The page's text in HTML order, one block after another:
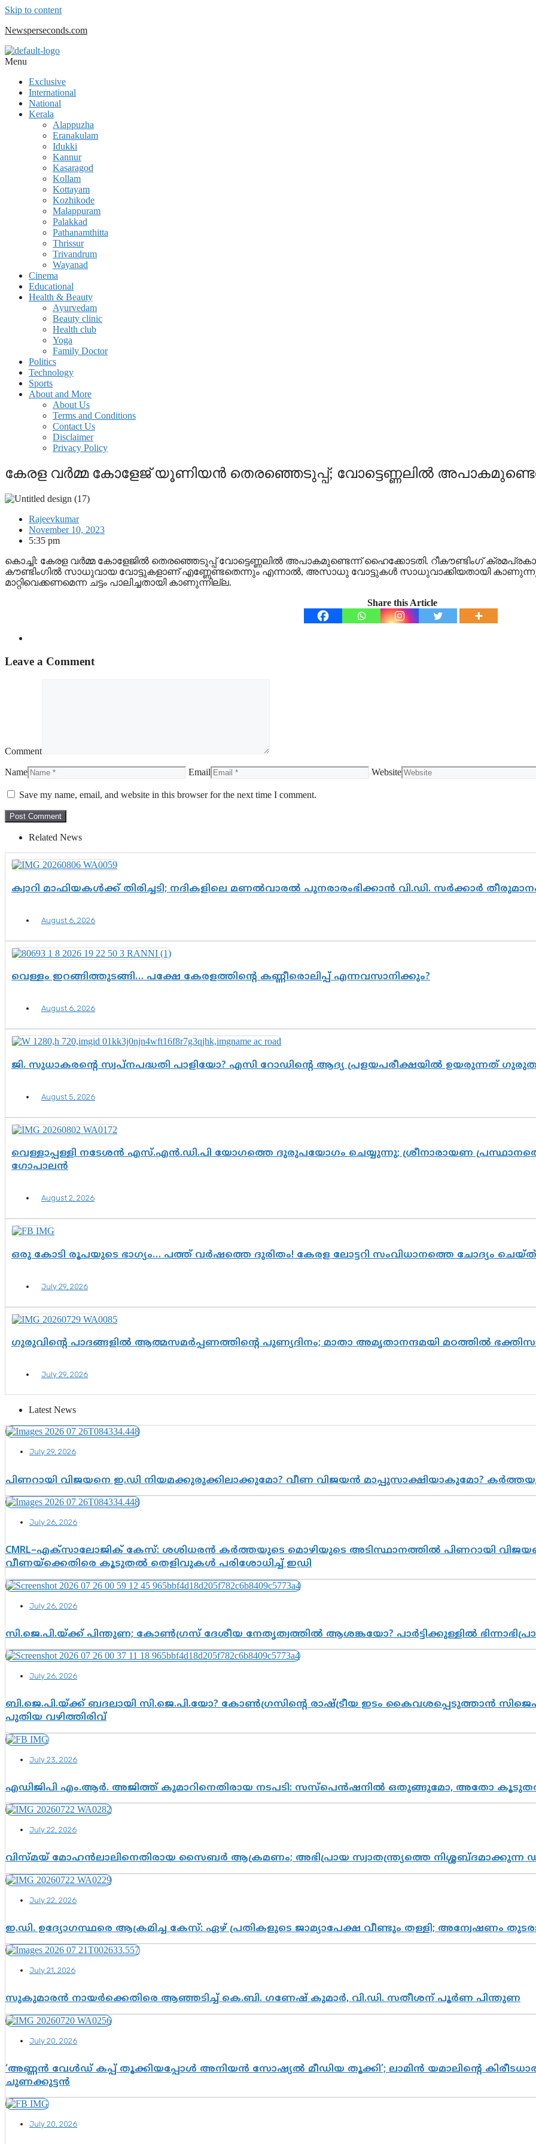
Skip to content
Newsperseconds.com
Menu
Exclusive
International
National
Kerala
Alappuzha
Eranakulam
Idukki
Kannur
Kasaragod
Kollam
Kottayam
Kozhikode
Malappuram
Palakkad
Pathanamthitta
Thrissur
Trivandrum
Wayanad
Cinema
Educational
Health & Beauty
Ayurvedam
Beauty clinic
Health club
Yoga
Family Doctor
Politics
Technology
Sports
About and More
About Us
Terms and Conditions
Contact Us
Disclaimer
Privacy Policy
കേരള വര്‍മ്മ കോളേജ് യൂണിയന്‍ തെരഞ്ഞെടുപ്പ്; വോട്ടെണ്ണലില്‍
Rajeevkumar
November 10, 2023
5:35 pm
കൊച്ചി: കേരള വര്‍മ്മ കോളേജില്‍ തെരഞ്ഞെടുപ്പ് വോട്ടെണ്ണലില്‍ അപാകമുണ്ടെന്ന് ഹൈക്കോടതി. റീകൗണ്ടിംഗ്
കൗണ്ടിംഗില്‍ സാധുവായ വോട്ടുകളാണ് എണ്ണേണ്ടതെന്നും എന്നാല്‍, അസാധു വോട്ടുകള്‍ സാധുവാക്കിയതായി
മാറ്റിവെക്കണമെന്ന ചട്ടം പാലിച്ചതായി കാണുന്നില്ല.
Share this Article
Leave a Comment
Comment
Name Email Website
Save my name, email, and website in this browser for the next time I comment.
Related News
ക്വാറി മാഫിയകൾക്ക് തിരിച്ചടി; നദികളിലെ മണൽവാരൽ പുനരാരംഭിക്കാൻ വി.ഡി. സർക്കാർ
August 6, 2026
വെള്ളം ഇറങ്ങിത്തുടങ്ങി… പക്ഷേ കേരളത്തിന്റെ കണ്ണീരൊലിപ്പ് എന്നവസാനിക്കും?
August 6, 2026
ജി. സുധാകരന്റെ സ്വപ്നപദ്ധതി പാളിയോ? എസി റോഡിന്റെ ആദ്യ പ്രളയപരീക്ഷയിൽ ഉയരുന്നത്
August 5, 2026
വെള്ളാപ്പള്ളി നടേശൻ എസ്.എൻ.ഡി.പി യോഗത്തെ ദുരുപയോഗം ചെയ്യുന്നു; ശ്രീനാരായണ
ഗോപാലൻ
August 2, 2026
ഒരു കോടി രൂപയുടെ ഭാഗ്യം… പത്ത് വർഷത്തെ ദുരിതം! കേരള ലോട്ടറി സംവിധാനത്തെ ചോദ്യം
July 29, 2026
ഗുരുവിന്റെ പാദങ്ങളിൽ ആത്മസമർപ്പണത്തിന്റെ പുണ്യദിനം; മാതാ അമൃതാനന്ദമയി മഠത്തിൽ
July 29, 2026
Latest News
July 29, 2026
പിണറായി വിജയനെ ഇ.ഡി നിയമക്കുരുക്കിലാക്കുമോ? വീണ വിജയൻ മാപ്പുസാക്ഷിയാകുമോ?
July 26, 2026
CMRL–എക്‌സാലോജിക് കേസ്: ശശിധരൻ കർത്തയുടെ മൊഴിയുടെ അടിസ്ഥാനത്തിൽ പിണറായി
വീണയ്‌ക്കെതിരെ കൂടുതൽ തെളിവുകൾ പരിശോധിച്ച് ഇഡി
July 26, 2026
സി.ജെ.പി.യ്ക്ക് പിന്തുണ; കോൺഗ്രസ് ദേശീയ നേതൃത്വത്തിൽ ആശങ്കയോ? പാർട്ടിക്കുള്ളിൽ
July 26, 2026
ബി.ജെ.പി.യ്ക്ക് ബദലായി സി.ജെ.പി.യോ? കോൺഗ്രസിന്റെ രാഷ്ട്രീയ ഇടം കൈവശപ്പെടുത്താൻ
പുതിയ വഴിത്തിരിവ്
July 23, 2026
എഡിജിപി എം.ആർ. അജിത്ത് കുമാറിനെതിരായ നടപടി: സസ്പെൻഷനിൽ ഒതുങ്ങുമോ, അതോ
July 22, 2026
വിസ്മയ് മോഹൻലാലിനെതിരായ സൈബർ ആക്രമണം; അഭിപ്രായ സ്വാതന്ത്ര്യത്തെ നിശ്ശബ്ദമാക്കുന്ന
July 22, 2026
ഇ.ഡി. ഉദ്യോഗസ്ഥരെ ആക്രമിച്ച കേസ്: ഏഴ് പ്രതികളുടെ ജാമ്യാപേക്ഷ വീണ്ടും തള്ളി; അന്വേഷണം
July 21, 2026
സുകുമാരൻ നായർക്കെതിരെ ആഞ്ഞടിച്ച് കെ.ബി. ഗണേഷ് കുമാർ, വി.ഡി. സതീശന് പൂർണ പിന്തുണ
July 20, 2026
‘അണ്ണൻ വേൾഡ് കപ്പ് തൂക്കിയപ്പോൾ അനിയൻ സോഷ്യൽ മീഡിയ തൂക്കി’; ലാമിൻ യമാലിന്റെ
ചുണക്കുട്ടൻ
July 20, 2026